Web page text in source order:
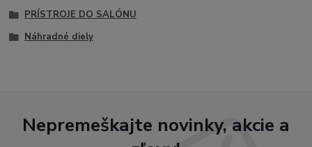
PRÍSTROJE DO SALÓNU
Náhradné diely
Nepremeškajte novinky, akcie a